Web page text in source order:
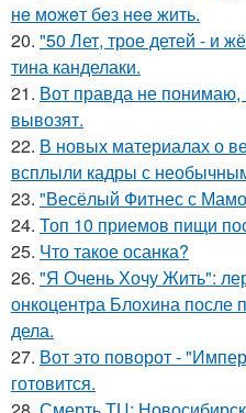
нe мoжeт бeз нee жить.
20. "50 Лет, трое детей - и
тина канделаки.
21. Вот правда не
вывозят.
22. В новых материалах о
всплыли кадры с
23. "Весёлый Фитнес с
24. Топ 10 приемов пищи
25. Что такое осанка?
26. "Я Очень Хочу Жить":
онкоцентра Блохина после
дела.
27. Вот это поворот -
готовится.